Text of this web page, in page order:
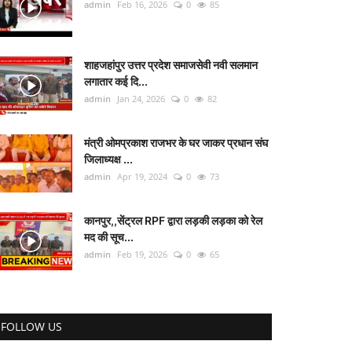
admin Feb 16, 2026 0 85
शाहजहांपुर उत्तर प्रदेश समाजसेवी नवी सलमान
लगातार कई दि...
admin Jan 24, 2026 0 82
मंत्री ओमप्रकाश राजभर के घर जाकर प्रधान संघ
जिलाध्यक्ष ...
admin Apr 19, 2024 0 73
कानपुर,,सेंट्रल RPF द्वारा लड़की लड़का को रेल
मद की सूच...
admin Feb 19, 2026 0 65
FOLLOW US